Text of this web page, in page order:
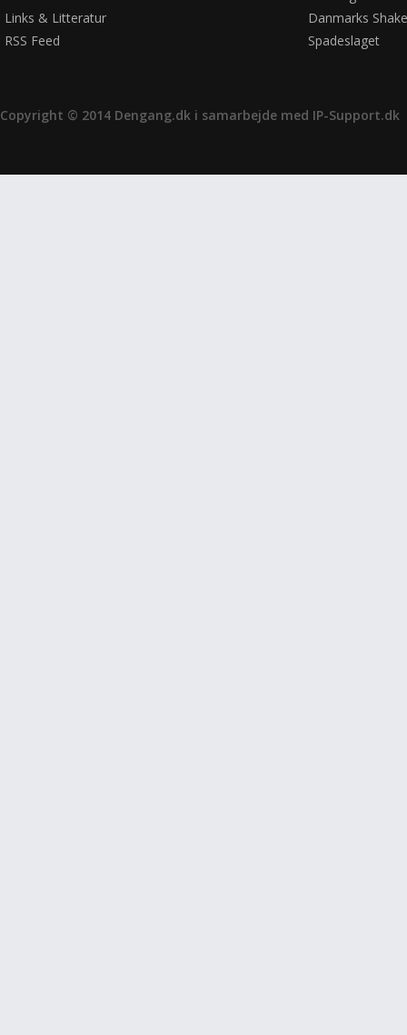
Links & Litteratur
RSS Feed
Danmarks
Spadeslaget
Copyright © 2014 Dengang.dk i samarbejde med IP-Support.dk